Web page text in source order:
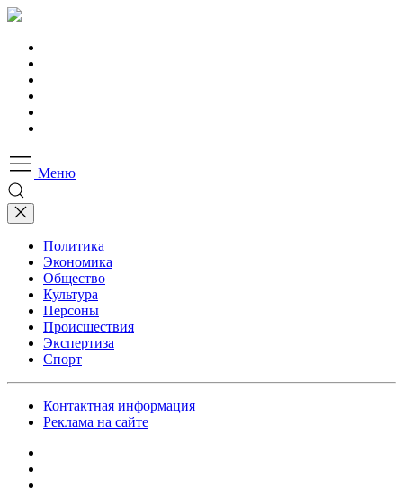
Меню
Политика
Экономика
Общество
Культура
Персоны
Происшествия
Экспертиза
Спорт
Контактная информация
Реклама на сайте